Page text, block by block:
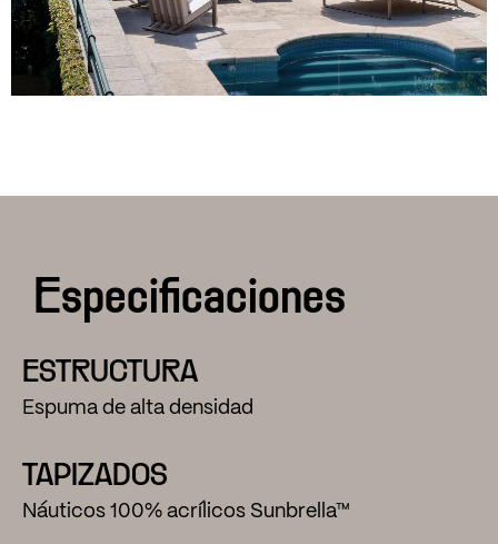
Especificaciones
ESTRUCTURA
Espuma de alta densidad
TAPIZADOS
Náuticos 100% acrílicos Sunbrella™